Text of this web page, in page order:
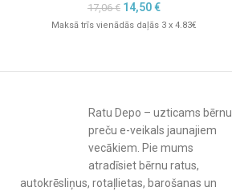
17,06€ 14,50€
Maksā trīs vienādās daļās 3 x 4.83€
Ratu Depo – uzticams bērnu
preču e-veikals jaunajiem
vecākiem. Pie mums
atradīsiet bērnu ratus,
autokrēsliņus, rotaļlietas, barošanas un